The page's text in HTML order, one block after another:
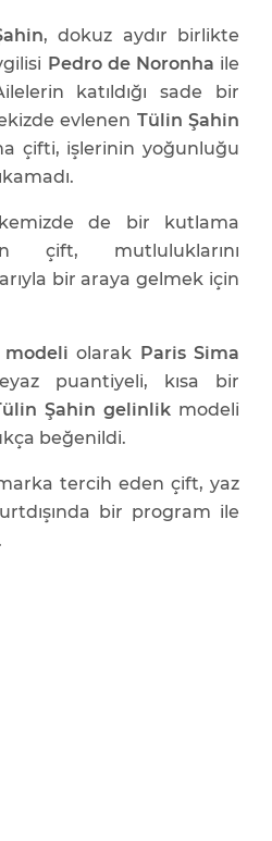
, dokuz aydır birlikte
Pedro de Noronha ile
katıldığı sade bir
evlenen Tülin Şahin
çifti, işlerinin yoğunluğu
de bir kutlama
çift, mutluluklarını
bir araya gelmek için
olarak Paris Sima
puantiyeli, kısa bir
Şahin gelinlikmodeli
beğenildi.
tercih eden çift, yaz
bir program ile